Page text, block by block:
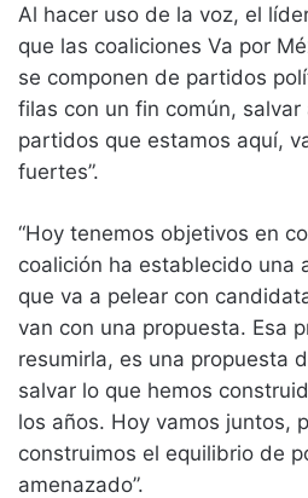
Al hacer uso de la voz, el
que las coaliciones Va por
se componen de partidos
filas con un fin común, salvar
partidos que estamos aquí,
fuertes”.
“Hoy tenemos objetivos en
coalición ha establecido una
que va a pelear con
van con una propuesta. Esa
resumirla, es una propuesta
salvar lo que hemos
los años. Hoy vamos juntos,
construimos el equilibrio de
amenazado”.